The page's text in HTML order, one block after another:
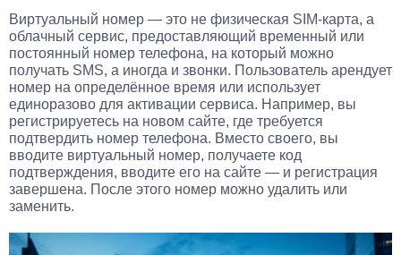
Виртуальный номер — это не физическая SIM-карта, а
облачный сервис, предоставляющий временный или
постоянный номер телефона, на который можно
получать SMS, а иногда и звонки. Пользователь арендует
номер на определённое время или использует
единоразово для активации сервиса. Например, вы
регистрируетесь на новом сайте, где требуется
подтвердить номер телефона. Вместо своего, вы
вводите виртуальный номер, получаете код
подтверждения, вводите его на сайте — и регистрация
завершена. После этого номер можно удалить или
заменить.